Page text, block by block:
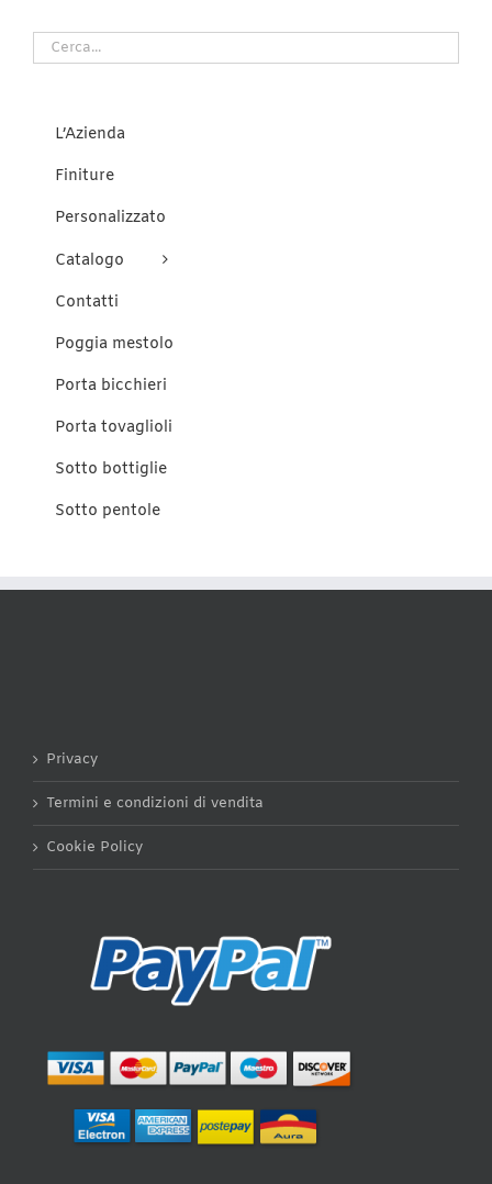
L’Azienda
Finiture
Personalizzato
Catalogo
Contatti
Poggia mestolo
Porta bicchieri
Porta tovaglioli
Sotto bottiglie
Sotto pentole
Privacy
Termini e condizioni di vendita
Cookie Policy